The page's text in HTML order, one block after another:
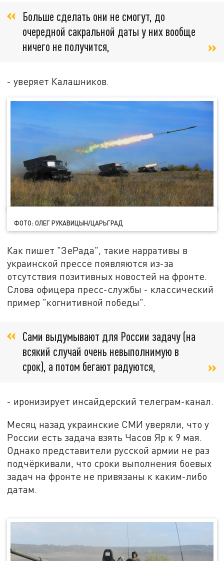
Больше сделать они не смогут, до
очередной сакральной даты у них вообще
ничего не получится,
- уверяет Калашников.
ФОТО: ОЛЕГ РУКАВИЦЫН/ЦАРЬГРАД
Как пишет "ЗеРада", такие нарративы в
украинской прессе появляются из-за
отсутствия позитивных новостей на фронте.
Слова офицера пресс-службы - классический
пример "когнитивной победы".
Сами выдумывают для России задачу (на
всякий случай очень невыполнимую в
срок), а потом бегают радуются,
- иронизирует инсайдерский телеграм-канал.
Месяц назад украинские СМИ уверяли, что у
России есть задача взять Часов Яр к 9 мая.
Однако представители русской армии не раз
подчёркивали, что сроки выполнения боевых
задач на фронте не привязаны к каким-либо
датам.